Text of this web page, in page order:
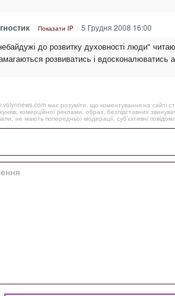
Показати IP 5 Грудня 2008 16:00
до розвитку духовності люди"
розвиватись і вдосконалюватись
має розуміти, що коментування на сайті
комерційної реклами, образ, безпідставних
не мають попередньої модерації, суб’єктивні